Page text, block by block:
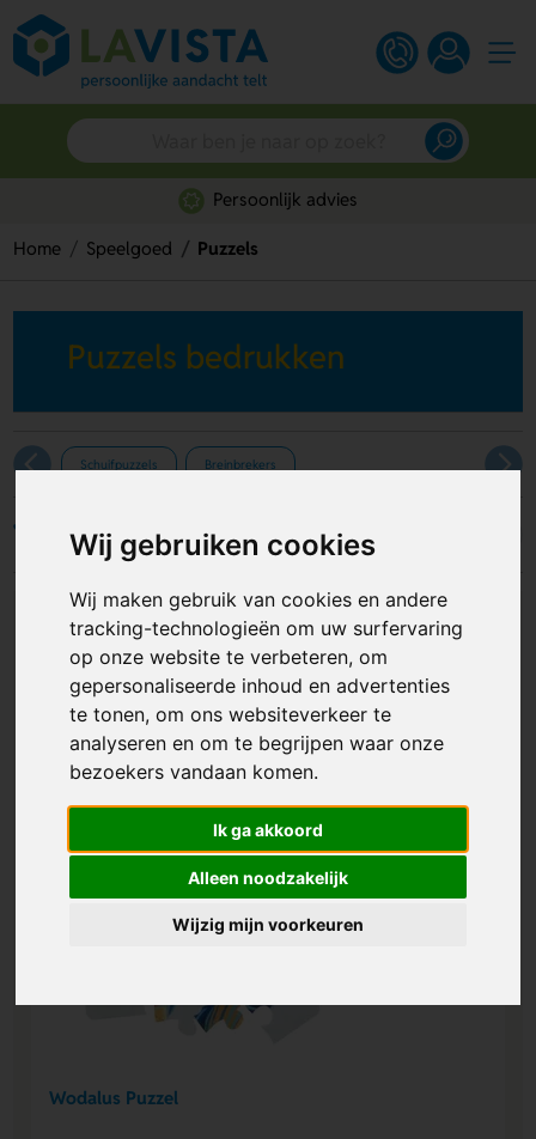
Wij gebruiken cookies
Wij maken gebruik van cookies en andere
tracking-technologieën om uw surfervaring
op onze website te verbeteren, om
gepersonaliseerde inhoud en advertenties
te tonen, om ons websiteverkeer te
analyseren en om te begrijpen waar onze
bezoekers vandaan komen.
Ik ga akkoord
Alleen noodzakelijk
Wijzig mijn voorkeuren
Persoonlijk advies
Home Speelgoed Puzzels
Puzzels bedrukken
Schuifpuzzels Breinbrekers
Filters
Wodalus Puzzel